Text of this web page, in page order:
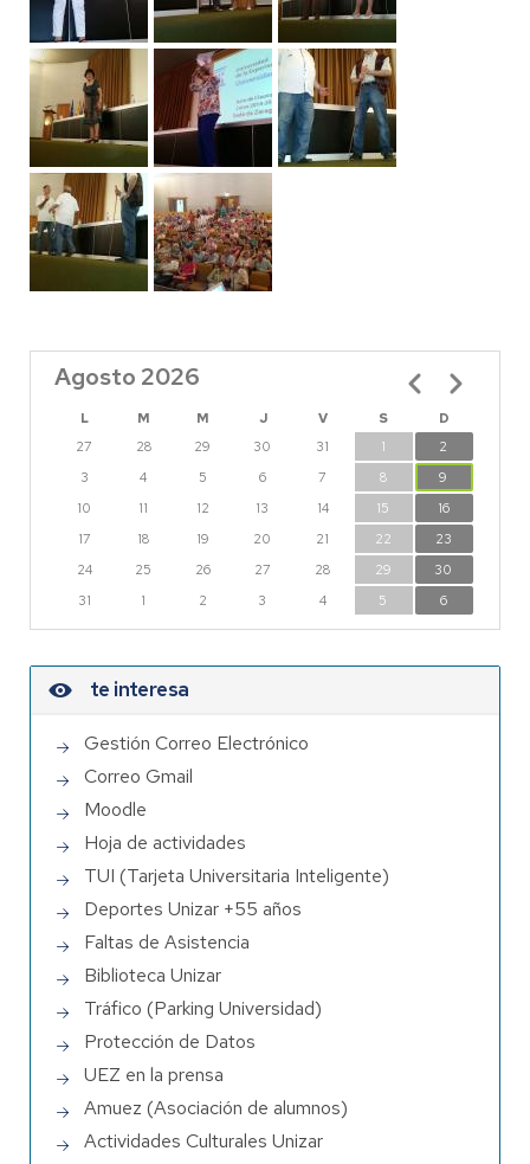
Agosto 2026
L M M J V S
D
27
28 29 30 31 1
2
3
4 5 6 7 8
9
10
11 12 13 14 15
16
17
18 19 20 21 22
23
24
25 26 27 28 29
30
31
1 2 3 4 5 6
Paginación
te interesa
Gestión Correo Electrónico
Correo Gmail
Moodle
Hoja de actividades
TUI (Tarjeta Universitaria Inteligente)
Deportes Unizar +55 años
Faltas de Asistencia
Biblioteca Unizar
Tráfico (Parking Universidad)
Protección de Datos
UEZ en la prensa
Amuez (Asociación de alumnos)
Actividades Culturales Unizar